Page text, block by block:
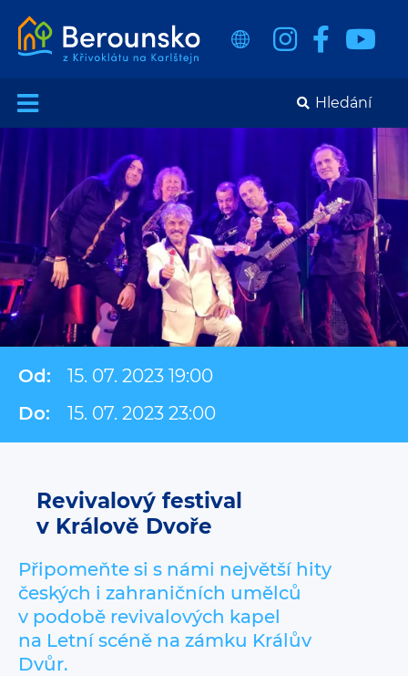
Od:
15. 07. 2023 19:00
Do:
15. 07. 2023 23:00
Revivalový festival
v Králově Dvoře
Připomeňte si s námi největší hity
českých i zahraničních umělců
v podobě revivalových kapel
na Letní scéně na zámku Králův
Dvůr.